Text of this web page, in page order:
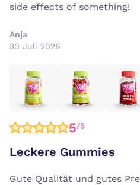
side effects of something!
Anja
30 Juli 2026
5/5
Leckere Gummies
Gute Qualität und gutes